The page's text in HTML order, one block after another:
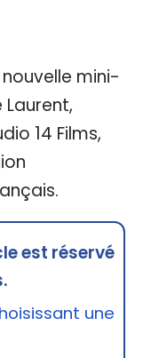
mini-
14 Films,
est réservé
une